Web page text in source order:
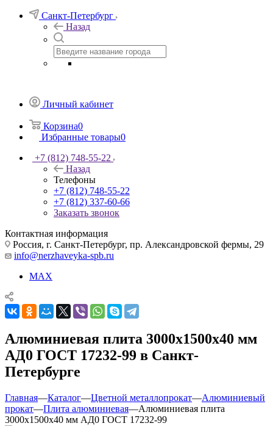
Санкт-Петербург
Назад
Личный кабинет
Корзина0
Избранные товары0
+7 (812) 748-55-22
Назад
Телефоны
+7 (812) 748-55-22
+7 (812) 337-60-66
Заказать звонок
Контактная информация
Россия, г. Санкт-Петербург, пр. Александровской фермы, 29
info@nerzhaveyka-spb.ru
MAX
Алюминиевая плита 3000х1500х40 мм
АД0 ГОСТ 17232-99 в Санкт-
Петербурге
Главная—Каталог—Цветной металлопрокат—Алюминиевый
прокат—Плита алюминиевая—Алюминиевая плита
3000х1500х40 мм АД0 ГОСТ 17232-99